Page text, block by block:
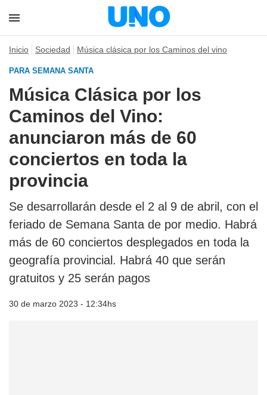
Inicio Sociedad Música clásica por los Caminos del vino
PARA SEMANA SANTA
Música Clásica por los
Caminos del Vino:
anunciaron más de 60
conciertos en toda la
provincia
Se desarrollarán desde el 2 al 9 de abril, con el
feriado de Semana Santa de por medio. Habrá
más de 60 conciertos desplegados en toda la
geografía provincial. Habrá 40 que serán
gratuitos y 25 serán pagos
30 de marzo 2023 - 12:34hs